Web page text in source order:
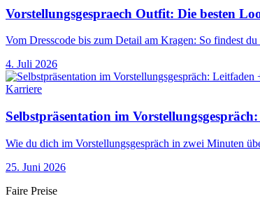
Vorstellungsgespraech Outfit: Die besten
Vom Dresscode bis zum Detail am Kragen: So findest
4. Juli 2026
Karriere
Selbstpräsentation im
Wie du dich im Vorstellungsgespräch in zwei Minuten
25. Juni 2026
Faire Preise